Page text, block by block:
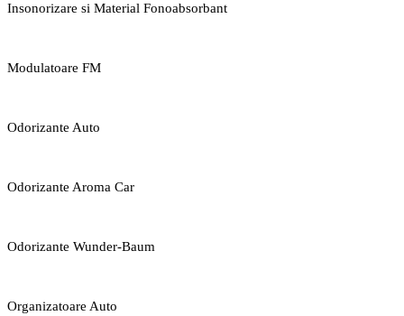
Insonorizare si Material Fonoabsorbant
Modulatoare FM
Odorizante Auto
Odorizante Aroma Car
Odorizante Wunder-Baum
Organizatoare Auto